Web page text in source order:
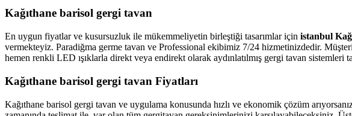
Kağıthane barisol gergi tavan
En uygun fiyatlar ve kusursuzluk ile mükemmeliyetin birleştiği tasarımlar için istanbul
vermekteyiz. Paradiğma germe tavan ve Professional ekibimiz 7/24 hizmetinizdedir.
hemen renkli LED ışıklarla direkt veya endirekt olarak aydınlatılmış gergi tavan sistemleri
Kağıthane barisol gergi tavan Fiyatları
Kağıthane barisol gergi tavan ve uygulama konusunda hızlı ve ekonomik çözüm